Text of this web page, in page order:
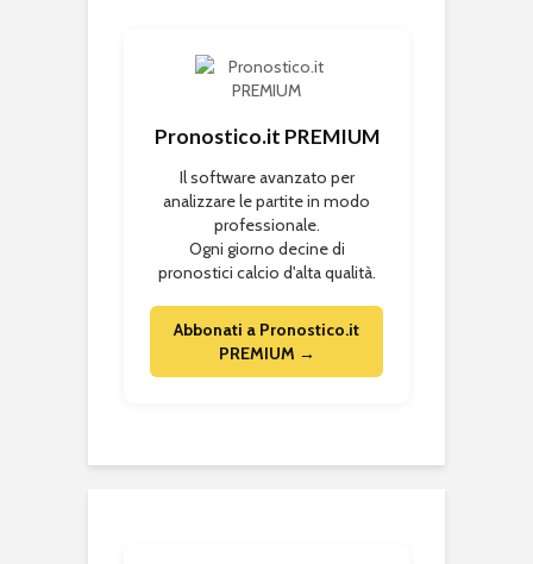
Pronostico.it PREMIUM
Il software avanzato per
analizzare le partite in modo
professionale.
Ogni giorno decine di
pronostici calcio d'alta qualità.
Abbonati a Pronostico.it
PREMIUM →